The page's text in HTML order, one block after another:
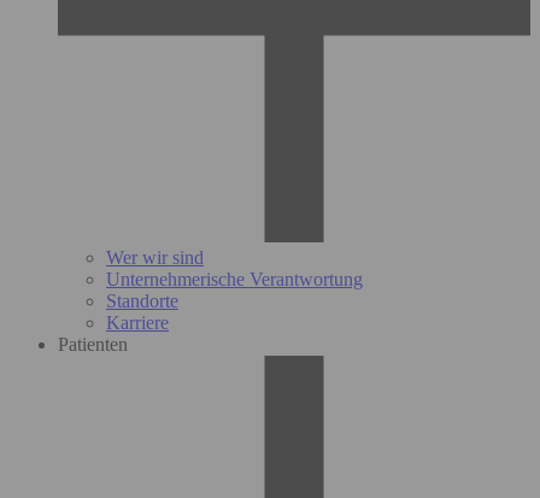
Wer wir sind
Unternehmerische Verantwortung
Standorte
Karriere
Patienten